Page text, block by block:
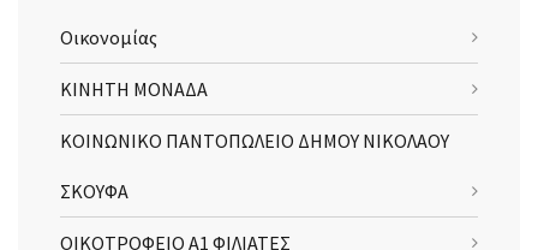
Οικονομίας
ΚΙΝΗΤΗ ΜΟΝΑΔΑ
ΚΟΙΝΩΝΙΚΟ ΠΑΝΤΟΠΩΛΕΙΟ ΔΗΜΟΥ ΝΙΚΟΛΑΟΥ
ΣΚΟΥΦΑ
ΟΙΚΟΤΡΟΦΕΙΟ Α1 ΦΙΛΙΑΤΕΣ